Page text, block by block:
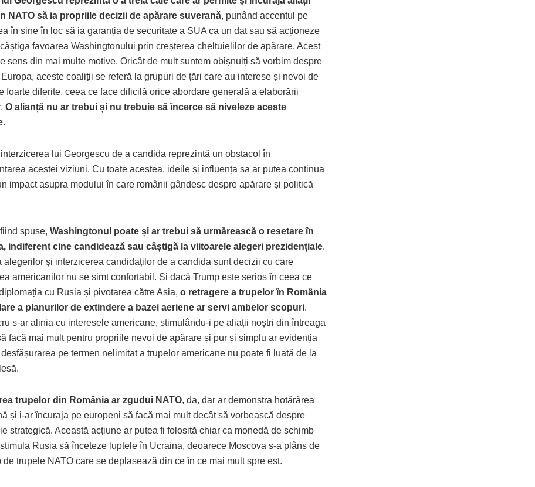
NATO să ia propriile decizii de apărare suverană, punând accentul pe
în sine în loc să ia garanția de securitate a SUA ca un dat sau să acționeze
favoarea Washingtonului prin creșterea cheltuielilor de apărare. Acest
sens din mai multe motive. Oricât de mult suntem obișnuiți să vorbim despre
Europa, aceste coaliții se referă la grupuri de țări care au interese și nevoi de
foarte diferite, ceea ce face dificilă orice abordare generală a elaborării
O alianță nu ar trebui și nu trebuie să încerce să niveleze aceste
.
lui Georgescu de a candida reprezintă un obstacol în
acestei viziuni. Cu toate acestea, ideile și influența sa ar putea continua
impact asupra modului în care românii gândesc despre apărare și politică
spuse, Washingtonul poate și ar trebui să urmărească o resetare în
indiferent cine candidează sau câștigă la viitoarele alegeri prezidențiale.
alegerilor și interzicerea candidaților de a candida sunt decizii cu care
americanilor nu se simt confortabil. Și dacă Trump este serios în ceea ce
cu Rusia și pivotarea către Asia, o retragere a trupelor în România
a planurilor de extindere a bazei aeriene ar servi ambelor scopuri.
s-ar alinia cu interesele americane, stimulându-i pe aliații noștri din întreaga
facă mai mult pentru propriile nevoi de apărare și pur și simplu ar evidenția
pe termen nelimitat a trupelor americane nu poate fi luată de la
trupelor din România ar zgudui NATO, da, dar ar demonstra hotărârea
și i-ar încuraja pe europeni să facă mai mult decât să vorbească despre
strategică. Această acțiune ar putea fi folosită chiar ca monedă de schimb
Rusia să înceteze luptele în Ucraina, deoarece Moscova s-a plâns de
de trupele NATO care se deplasează din ce în ce mai mult spre est.